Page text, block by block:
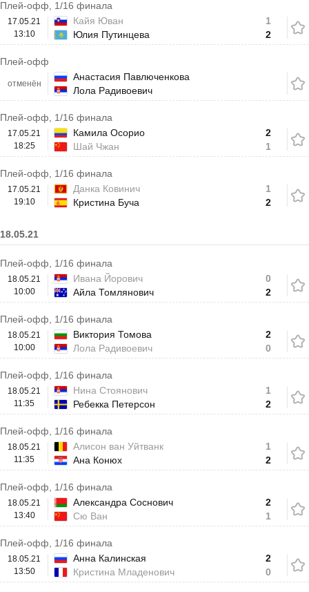
Плей-офф, 1/16 финала
17.05.21
13:10
Кайя Юван
Юлия Путинцева
1
2
Плей-офф
отменён
Анастасия Павлюченкова
Лола Радивоевич
Плей-офф, 1/16 финала
17.05.21
18:25
Камила Осорио
Шай Чжан
2
1
Плей-офф, 1/16 финала
17.05.21
19:10
Данка Ковинич
Кристина Буча
1
2
18.05.21
Плей-офф, 1/16 финала
18.05.21
10:00
Ивана Йорович
Айла Томлянович
0
2
Плей-офф, 1/16 финала
18.05.21
10:00
Виктория Томова
Лола Радивоевич
2
0
Плей-офф, 1/16 финала
18.05.21
11:35
Нина Стоянович
Ребекка Петерсон
1
2
Плей-офф, 1/16 финала
18.05.21
11:35
Алисон ван Уйтванк
Ана Конюх
1
2
Плей-офф, 1/16 финала
18.05.21
13:40
Александра Соснович
Сю Ван
2
1
Плей-офф, 1/16 финала
18.05.21
13:50
Анна Калинская
Кристина Младенович
2
0